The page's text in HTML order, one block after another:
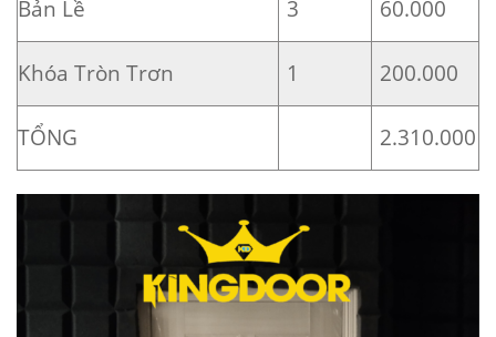
Bản Lề 3 60.000
Khóa Tròn Trơn 1 200.000
TỔNG 2.310.000